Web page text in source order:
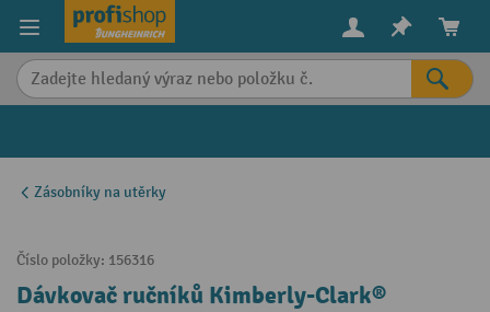
content
Zásobníky na utěrky
Číslo položky: 156316
Dávkovač ručníků Kimberly-Clark®